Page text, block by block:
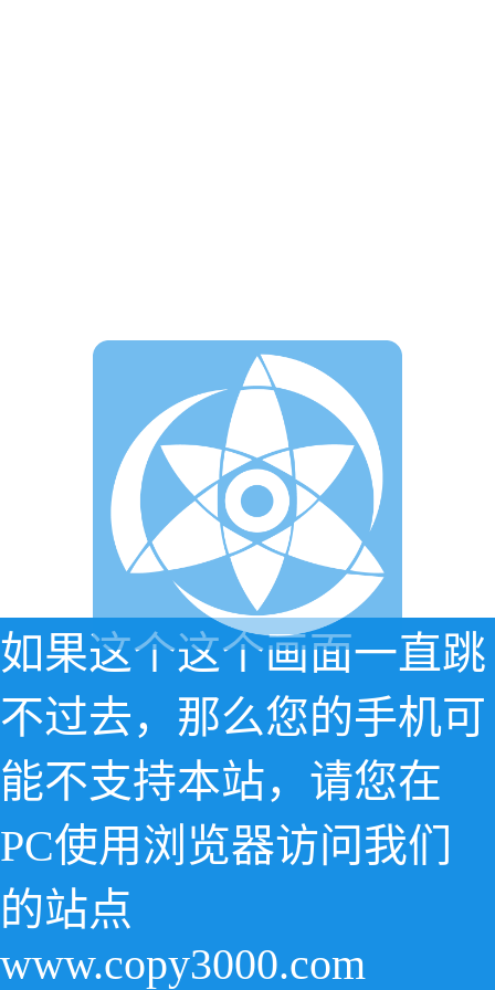
如果这个这个画面一直跳
不过去，那么您的手机可
能不支持本站，请您在
PC使用浏览器访问我们
的站点
www.copy3000.com